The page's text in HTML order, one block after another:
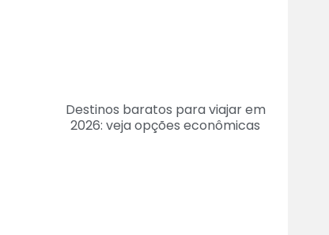
Destinos baratos para viajar em
2026: veja opções econômicas